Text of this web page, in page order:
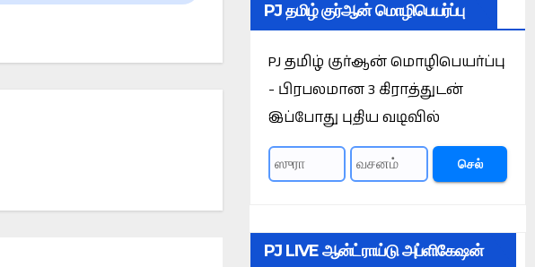
PJ தமிழ் குர்ஆன் மொழிபெயர்ப்பு
PJ தமிழ் குர்ஆன் மொழிபெயர்ப்பு
- பிரபலமான 3 கிராத்துடன்
இப்போது புதிய வடிவில்
செல்
PJ LIVE ஆன்ட்ராய்டு அப்ளிகேஷன்